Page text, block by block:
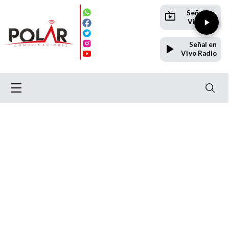
Señal en
Vivo TV
Señal en
Vivo Radio